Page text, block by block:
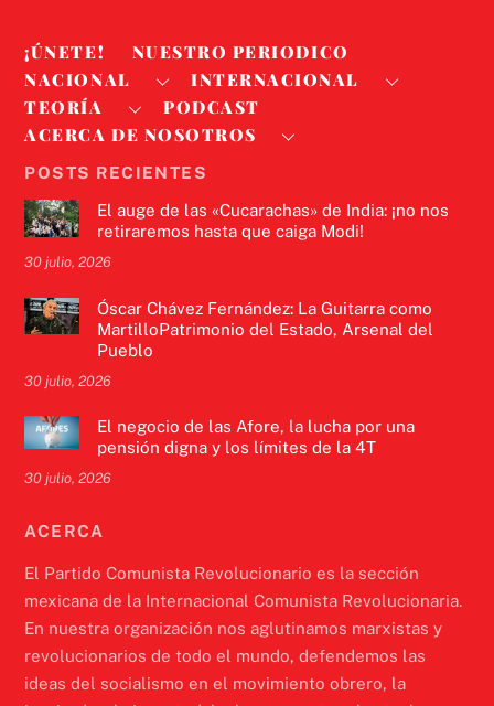
¡ÚNETE!
NUESTRO PERIODICO
NACIONAL
INTERNACIONAL
TEORÍA
PODCAST
ACERCA DE NOSOTROS
POSTS RECIENTES
El auge de las «Cucarachas» de India: ¡no nos
retiraremos hasta que caiga Modi!
30 julio, 2026
Óscar Chávez Fernández: La Guitarra como
MartilloPatrimonio del Estado, Arsenal del
Pueblo
30 julio, 2026
El negocio de las Afore, la lucha por una
pensión digna y los límites de la 4T
30 julio, 2026
ACERCA
El Partido Comunista Revolucionario es la sección
mexicana de la Internacional Comunista Revolucionaria.
En nuestra organización nos aglutinamos marxistas y
revolucionarios de todo el mundo, defendemos las
ideas del socialismo en el movimiento obrero, la